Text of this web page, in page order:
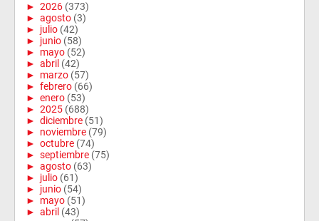
► 2026 (373)
► agosto (3)
► julio (42)
► junio (58)
► mayo (52)
► abril (42)
► marzo (57)
► febrero (66)
► enero (53)
► 2025 (688)
► diciembre (51)
► noviembre (79)
► octubre (74)
► septiembre (75)
► agosto (63)
► julio (61)
► junio (54)
► mayo (51)
► abril (43)